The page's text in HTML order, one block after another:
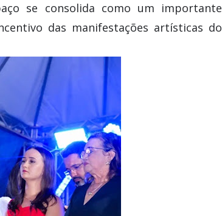
se consolida como um importante
das manifestações artísticas do